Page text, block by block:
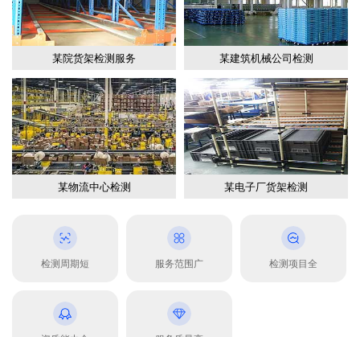
某院货架检测服务 某建筑机械公司检测
某物流中心检测 某电子厂货架检测
检测周期短 服务范围广 检测项目全